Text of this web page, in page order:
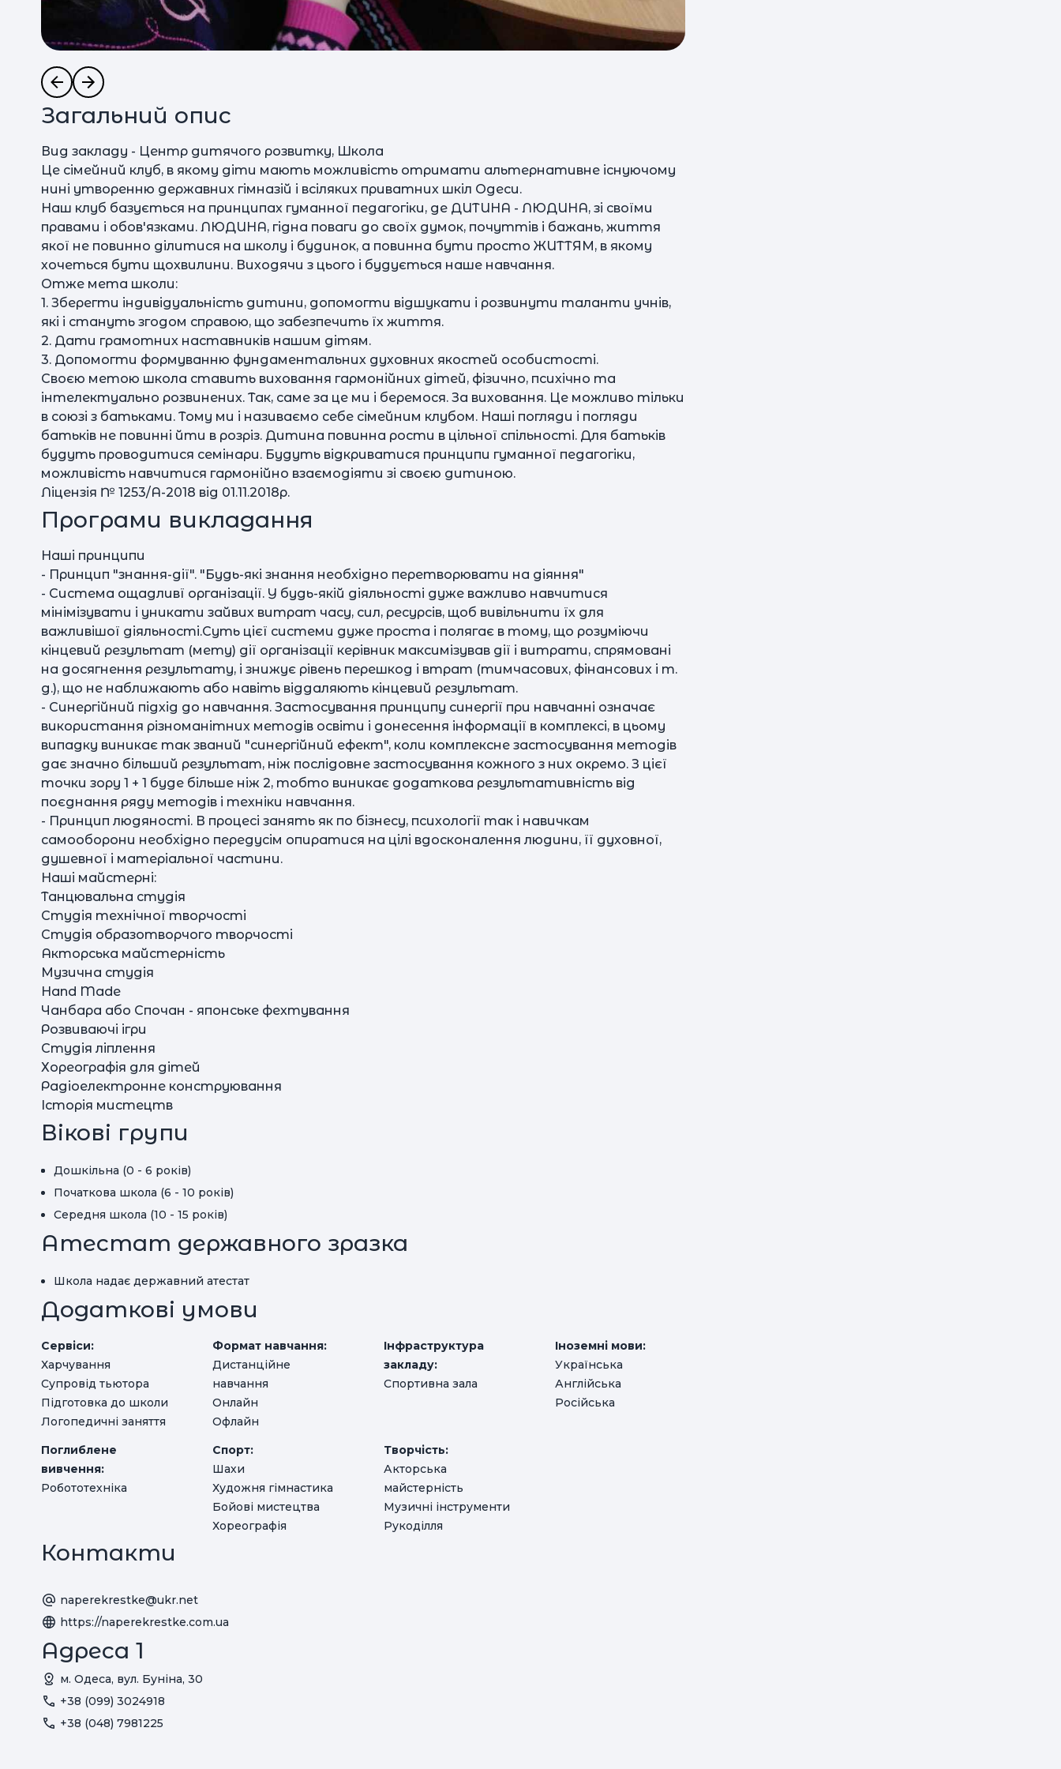
Загальний опис
Вид закладу - Центр дитячого розвитку, Школа
Це сімейний клуб, в якому діти мають можливість отримати альтернативне існуючому
нині утворенню державних гімназій і всіляких приватних шкіл Одеси.
Наш клуб базується на принципах гуманної педагогіки, де ДИТИНА - ЛЮДИНА, зі своїми
правами і обов'язками. ЛЮДИНА, гідна поваги до своїх думок, почуттів і бажань, життя
якої не повинно ділитися на школу і будинок, а повинна бути просто ЖИТТЯМ, в якому
хочеться бути щохвилини. Виходячи з цього і будується наше навчання.
Отже мета школи:
1. Зберегти індивідуальність дитини, допомогти відшукати і розвинути таланти учнів,
які і стануть згодом справою, що забезпечить їх життя.
2. Дати грамотних наставників нашим дітям.
3. Допомогти формуванню фундаментальних духовних якостей особистості.
Своєю метою школа ставить виховання гармонійних дітей, фізично, психічно та
інтелектуально розвинених. Так, саме за це ми і беремося. За виховання. Це можливо тільки
в союзі з батьками. Тому ми і називаємо себе сімейним клубом. Наші погляди і погляди
батьків не повинні йти в розріз. Дитина повинна рости в цільної спільності. Для батьків
будуть проводитися семінари. Будуть відкриватися принципи гуманної педагогіки,
можливість навчитися гармонійно взаємодіяти зі своєю дитиною.
Ліцензія № 1253/А-2018 від 01.11.2018р.
Програми викладання
Наші принципи
- Принцип "знання-дії". "Будь-які знання необхідно перетворювати на діяння"
- Система ощадливї організації. У будь-якій діяльності дуже важливо навчитися
мінімізувати і уникати зайвих витрат часу, сил, ресурсів, щоб вивільнити їх для
важливішої діяльності.Суть цієї системи дуже проста і полягає в тому, що розуміючи
кінцевий результат (мету) дії організації керівник максимізував дії і витрати, спрямовані
на досягнення результату, і знижує рівень перешкод і втрат (тимчасових, фінансових і т.
д.), що не наближають або навіть віддаляють кінцевий результат.
- Синергійний підхід до навчання. Застосування принципу синергії при навчанні означає
використання різноманітних методів освіти і донесення інформації в комплексі, в цьому
випадку виникає так званий "синергійний ефект", коли комплексне застосування методів
дає значно більший результат, ніж послідовне застосування кожного з них окремо. З цієї
точки зору 1 + 1 буде більше ніж 2, тобто виникає додаткова результативність від
поєднання ряду методів і техніки навчання.
- Принцип людяності. В процесі занять як по бізнесу, психології так і навичкам
самооборони необхідно передусім опиратися на цілі вдосконалення людини, її духовної,
душевної і матеріальної частини.
Наші майстерні:
Танцювальна студія
Студія технічної творчості
Студія образотворчого творчості
Акторська майстерність
Музична студія
Hand Made
Чанбара або Спочан - японське фехтування
Розвиваючі ігри
Студія ліплення
Хореографія для дітей
Радіоелектронне конструювання
Історія мистецтв
Вікові групи
Дошкільна (0 - 6 років)
Початкова школа (6 - 10 років)
Середня школа (10 - 15 років)
Атестат державного зразка
Школа надає державний атестат
Додаткові умови
Сервіси:
Харчування
Супровід тьютора
Підготовка до школи
Логопедичні заняття
Формат навчання:
Дистанційне
навчання
Онлайн
Офлайн
Інфраструктура
закладу:
Спортивна зала
Іноземні мови:
Українська
Англійська
Російська
Поглиблене
вивчення:
Робототехніка
Спорт:
Шахи
Художня гімнастика
Бойові мистецтва
Хореографія
Творчість:
Акторська
майстерність
Музичні інструменти
Рукоділля
Контакти
naperekrestke@ukr.net
https://naperekrestke.com.ua
Адреса 1
м. Одеса, вул. Буніна, 30
+38 (099) 3024918
+38 (048) 7981225